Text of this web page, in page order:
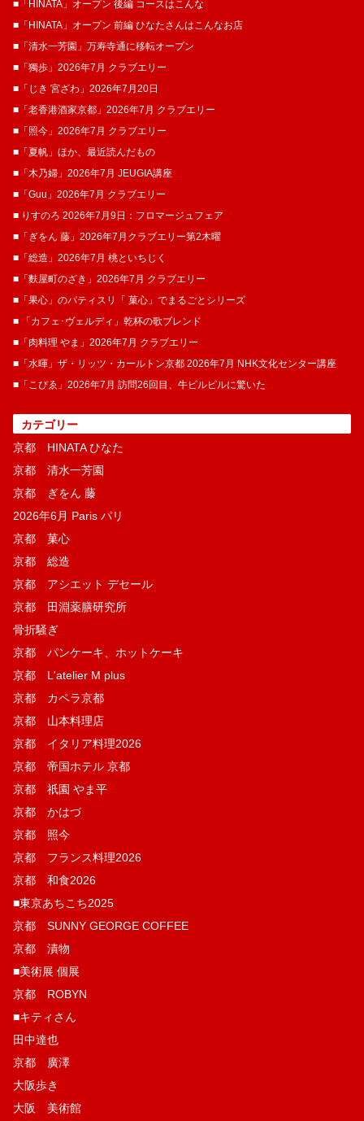
■「HINATA」オープン 後編 コースはこんな
■「HINATA」オープン 前編 ひなたさんはこんなお店
■「清水一芳園」万寿寺通に移転オープン
■「獨歩」2026年7月 クラブエリー
■「じき 宮ざわ」2026年7月20日
■「老香港酒家京都」2026年7月 クラブエリー
■「照今」2026年7月 クラブエリー
■「夏帆」ほか、最近読んだもの
■「木乃婦」2026年7月 JEUGIA講座
■「Guu」2026年7月 クラブエリー
■ りすのろ 2026年7月9日：フロマージュフェア
■「ぎをん 藤」2026年7月クラブエリー第2木曜
■「総造」2026年7月 桃といちじく
■「麩屋町のざき」2026年7月 クラブエリー
■「果心」のパティスリ「 菓​心」でまるごとシリーズ
■ 「カフェ･ヴェルディ」乾杯の歌ブレンド
■「肉料理 やま」2026年7月 クラブエリー
■「水暉」ザ・リッツ・カールトン京都 2026年7月 NHK文化センター講座
■「こぴゑ」2026年7月 訪問26回目、牛ピルピルに驚いた
カテゴリー
京都 HINATA ひなた
京都 清水一芳園
京都 ぎをん 藤
2026年6月 Paris パリ
京都 菓​心
京都 総造
京都 アシエット デセール
京都 田淵薬膳研究所
骨折騒ぎ
京都 パンケーキ、ホットケーキ
京都 L'atelier M plus
京都 カペラ京都
京都 山本料理店
京都 イタリア料理2026
京都 帝国ホテル 京都
京都 祇園 やま平
京都 かはづ
京都 照今
京都 フランス料理2026
京都 和食2026
■東京あちこち2025
京都 SUNNY GEORGE COFFEE
京都 漬物
■美術展 個展
京都 ROBYN
■キティさん
田中達也
京都 廣澤
大阪歩き
大阪 美術館